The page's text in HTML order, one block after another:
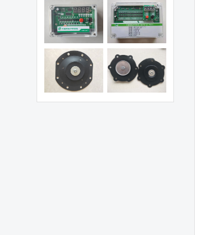
可编程脉冲控制
仪（QYM-LC-
1.5寸阀膜片